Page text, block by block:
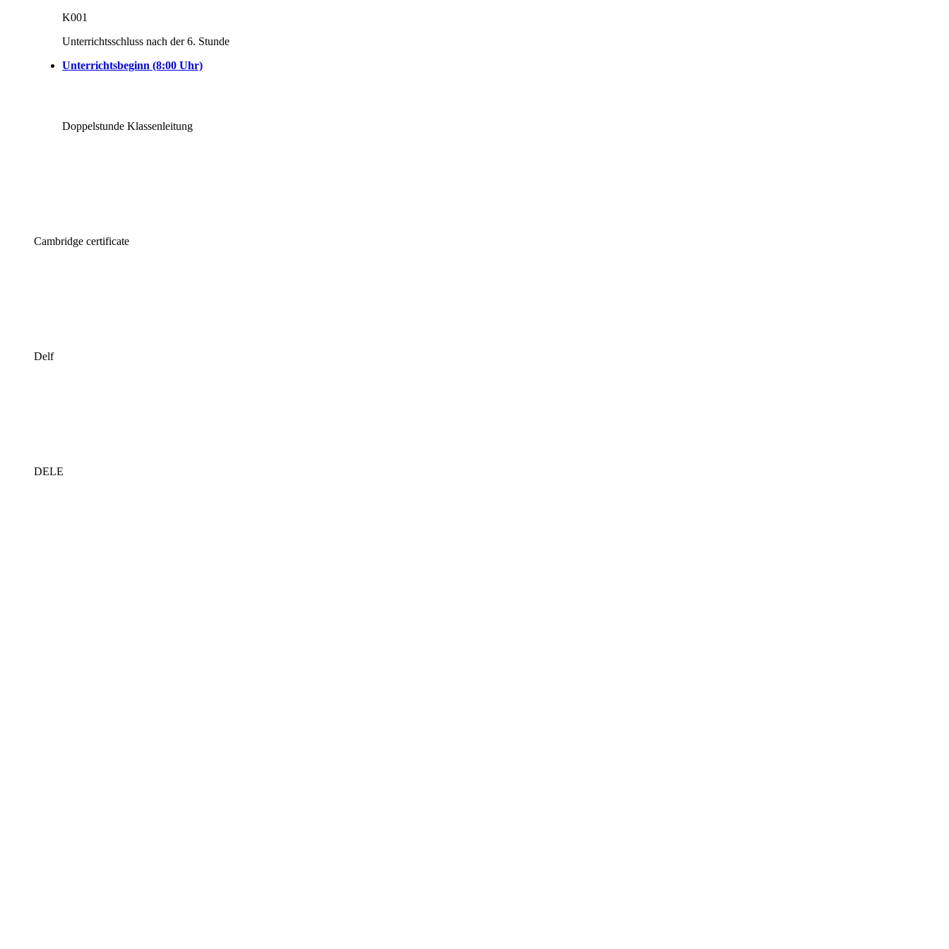
K001
Unterrichtsschluss nach der 6. Stunde
Unterrichtsbeginn (8:00 Uhr)
Doppelstunde Klassenleitung
Cambridge certificate
Delf
DELE